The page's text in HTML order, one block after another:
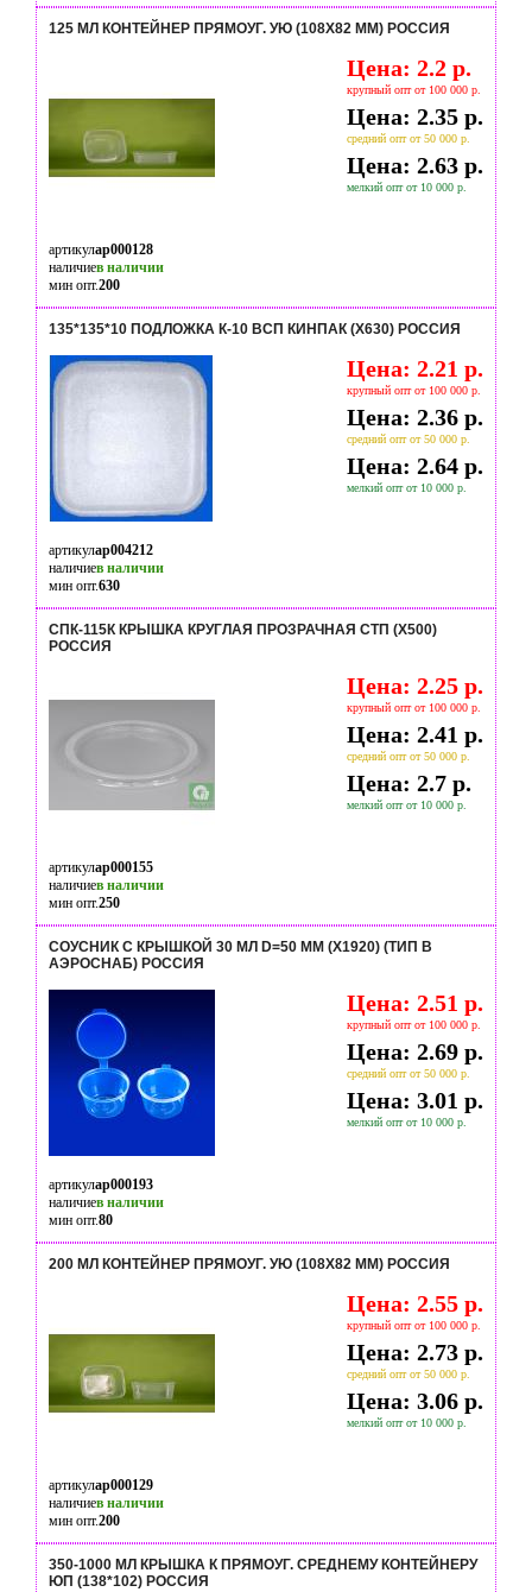
125 МЛ КОНТЕЙНЕР ПРЯМОУГ. УЮ (108Х82 ММ) РОССИЯ
Цена: 2.2 р.
крупный опт от 100 000 р.
Цена: 2.35 р.
средний опт от 50 000 р.
Цена: 2.63 р.
мелкий опт от 10 000 р.
артикулap000128
наличиев наличии
мин опт.200
135*135*10 ПОДЛОЖКА К-10 ВСП КИНПАК (Х630) РОССИЯ
Цена: 2.21 р.
крупный опт от 100 000 р.
Цена: 2.36 р.
средний опт от 50 000 р.
Цена: 2.64 р.
мелкий опт от 10 000 р.
артикулap004212
наличиев наличии
мин опт.630
СПК-115К КРЫШКА КРУГЛАЯ ПРОЗРАЧНАЯ СТП (Х500)
РОССИЯ
Цена: 2.25 р.
крупный опт от 100 000 р.
Цена: 2.41 р.
средний опт от 50 000 р.
Цена: 2.7 р.
мелкий опт от 10 000 р.
артикулap000155
наличиев наличии
мин опт.250
СОУСНИК С КРЫШКОЙ 30 МЛ D=50 ММ (Х1920) (ТИП В
АЭРОСНАБ) РОССИЯ
Цена: 2.51 р.
крупный опт от 100 000 р.
Цена: 2.69 р.
средний опт от 50 000 р.
Цена: 3.01 р.
мелкий опт от 10 000 р.
артикулap000193
наличиев наличии
мин опт.80
200 МЛ КОНТЕЙНЕР ПРЯМОУГ. УЮ (108Х82 ММ) РОССИЯ
Цена: 2.55 р.
крупный опт от 100 000 р.
Цена: 2.73 р.
средний опт от 50 000 р.
Цена: 3.06 р.
мелкий опт от 10 000 р.
артикулap000129
наличиев наличии
мин опт.200
350-1000 МЛ КРЫШКА К ПРЯМОУГ. СРЕДНЕМУ КОНТЕЙНЕРУ
ЮП (138*102) РОССИЯ